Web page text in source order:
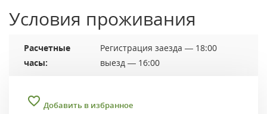
Условия проживания
Расчетные
часы:
Регистрация заезда — 18:00
выезд — 16:00
Добавить в избранное